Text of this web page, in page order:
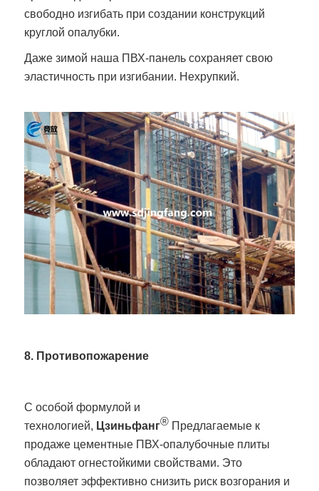
свободно изгибать при создании конструкций
круглой опалубки.
Даже зимой наша ПВХ-панель сохраняет свою
эластичность при изгибании. Нехрупкий.
8. Противопожарение
С особой формулой и
технологией, Цзиньфанг® Предлагаемые к
продаже цементные ПВХ-опалубочные плиты
обладают огнестойкими свойствами. Это
позволяет эффективно снизить риск возгорания и